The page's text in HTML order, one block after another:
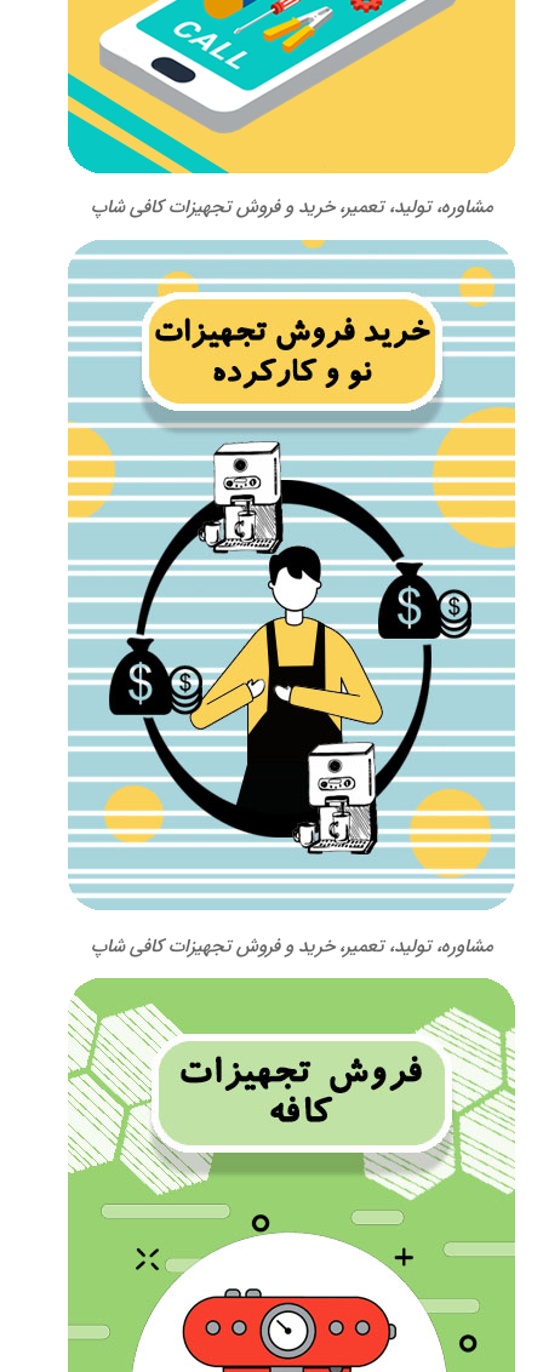
مشاوره، تولید، تعمیر، خرید و فروش تجهیزات کافی شاپ
مشاوره، تولید، تعمیر، خرید و فروش تجهیزات کافی شاپ